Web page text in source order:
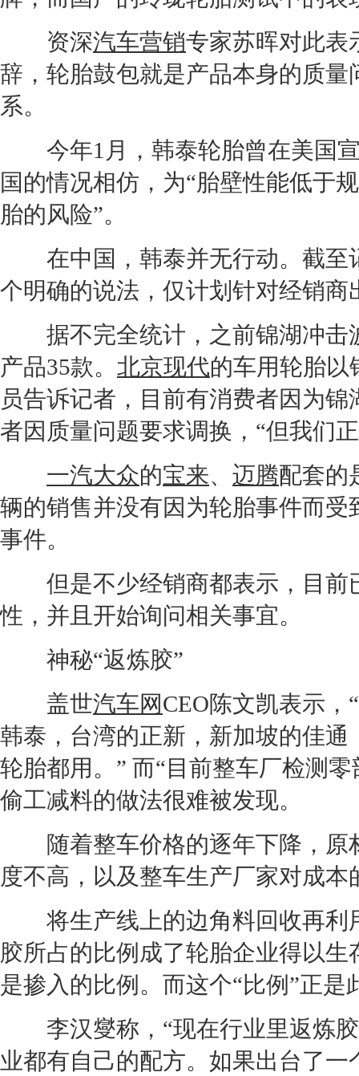
资深汽车营销专家苏晖对此表
辞， 轮胎鼓包就是产品本身的质
系。
今年1月，韩泰轮胎曾在美国
国的情况相仿，为“胎壁性能低于
胎的风险”。
在中国，韩泰并无行动。截至
个明确的说法，仅计划针对经销商
据不完全统计，之前锦湖冲击
产品35款。 北京现代的车用轮胎以
员告诉记者，目前有消费者因为锦
者因质量问题要求调换，“但我们
一汽大众的宝来、 迈腾配套的
辆的销售并没有因为轮胎事件而受
事件。
但是不少经销商都表示，目前
性，并且开始询问相关事宜。
神秘“返炼胶”
盖世汽车网CEO陈文凯表示
韩泰，台湾的正新，新加坡的佳
轮胎都用。” 而“目前整车厂检测
偷工减料的做法很难被发现。
随着整车价格的逐年下降，原
度不高，以及整车生产厂家对成本
将生产线上的边角料回收再利
胶所占的比例成了轮胎企业得以生
是掺入的比例。而这个“比例”正是
李汉燮称，“现在行业里返炼胶
业都有自己的配方。如果出台了